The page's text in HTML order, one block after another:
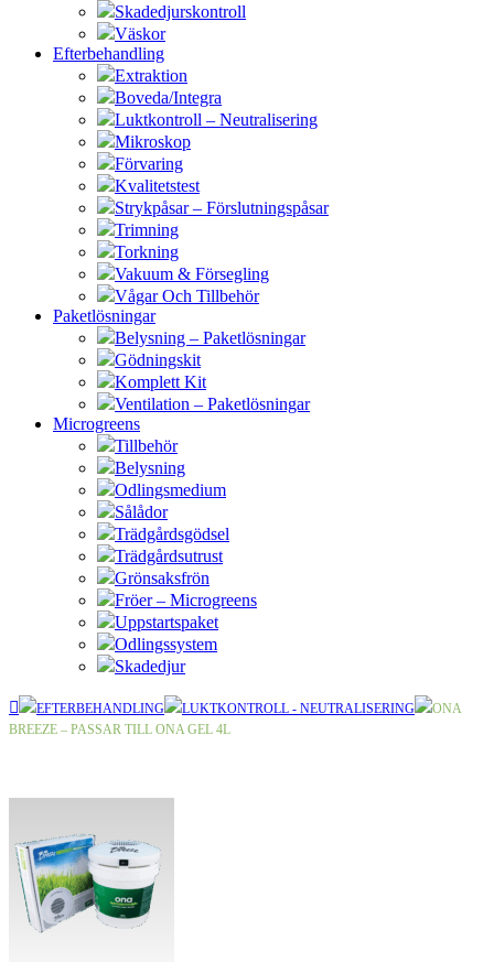
Skadedjurskontroll
Väskor
Efterbehandling
Extraktion
Boveda/Integra
Luktkontroll – Neutralisering
Mikroskop
Förvaring
Kvalitetstest
Strykpåsar – Förslutningspåsar
Trimning
Torkning
Vakuum & Försegling
Vågar Och Tillbehör
Paketlösningar
Belysning – Paketlösningar
Gödningskit
Komplett Kit
Ventilation – Paketlösningar
Microgreens
Tillbehör
Belysning
Odlingsmedium
Sålådor
Trädgårdsgödsel
Trädgårdsutrust
Grönsaksfrön
Fröer – Microgreens
Uppstartspaket
Odlingssystem
Skadedjur
EFTERBEHANDLING LUKTKONTROLL - NEUTRALISERING
ONA
BREEZE – PASSAR TILL ONA GEL 4L